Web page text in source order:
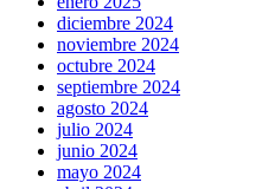
diciembre 2024
noviembre 2024
octubre 2024
septiembre 2024
agosto 2024
julio 2024
junio 2024
mayo 2024